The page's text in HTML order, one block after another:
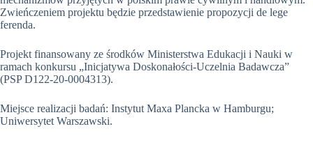
Zwieńczeniem projektu będzie przedstawienie propozycji de lege
ferenda.
Projekt finansowany ze środków Ministerstwa Edukacji i Nauki w
ramach konkursu „Inicjatywa Doskonałości-Uczelnia Badawcza”
(PSP D122-20-0004313).
Miejsce realizacji badań: Instytut Maxa Plancka w Hamburgu;
Uniwersytet Warszawski.